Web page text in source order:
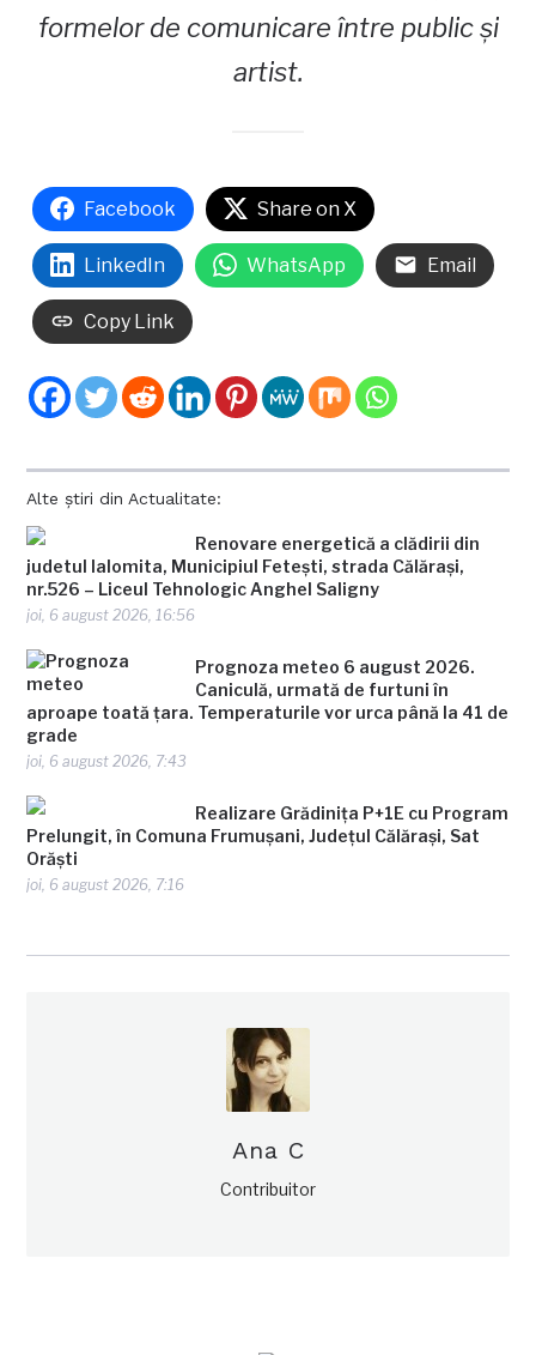
Alte știri din Actualitate:
Renovare energetică a clădirii din
judetul Ialomita, Municipiul Fetești, strada Călărași,
nr.526 – Liceul Tehnologic Anghel Saligny
joi, 6 august 2026, 16:56
Prognoza meteo 6 august 2026.
Caniculă, urmată de furtuni în
aproape toată țara. Temperaturile vor urca până la 41 de
grade
joi, 6 august 2026, 7:43
Realizare Grădinița P+1E cu Program
Prelungit, în Comuna Frumușani, Județul Călărași, Sat
Orăști
joi, 6 august 2026, 7:16
formelor de comunicare între public și
artist.
Facebook Share on X
LinkedIn WhatsApp Email
Copy Link
Ana C
Contribuitor